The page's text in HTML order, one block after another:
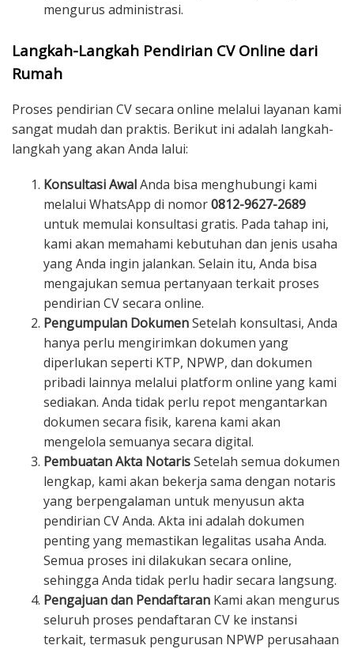
mengurus administrasi.
Langkah-Langkah Pendirian CV Online dari
Rumah
Proses pendirian CV secara online melalui layanan kami
sangat mudah dan praktis. Berikut ini adalah langkah-
langkah yang akan Anda lalui:
Konsultasi AwalAnda bisa menghubungi kami
melalui WhatsApp di nomor0812-9627-2689
untuk memulai konsultasi gratis. Pada tahap ini,
kami akan memahami kebutuhan dan jenis usaha
yang Anda ingin jalankan. Selain itu, Anda bisa
mengajukan semua pertanyaan terkait proses
pendirian CV secara online.
Pengumpulan DokumenSetelah konsultasi, Anda
hanya perlu mengirimkan dokumen yang
diperlukan seperti KTP, NPWP, dan dokumen
pribadi lainnya melalui platform online yang kami
sediakan. Anda tidak perlu repot mengantarkan
dokumen secara fisik, karena kami akan
mengelola semuanya secara digital.
Pembuatan Akta NotarisSetelah semua dokumen
lengkap, kami akan bekerja sama dengan notaris
yang berpengalaman untuk menyusun akta
pendirian CV Anda. Akta ini adalah dokumen
penting yang memastikan legalitas usaha Anda.
Semua proses ini dilakukan secara online,
sehingga Anda tidak perlu hadir secara langsung.
Pengajuan dan Pendaftaran Kami akan mengurus
seluruh proses pendaftaran CV ke instansi
terkait, termasuk pengurusan NPWP perusahaan